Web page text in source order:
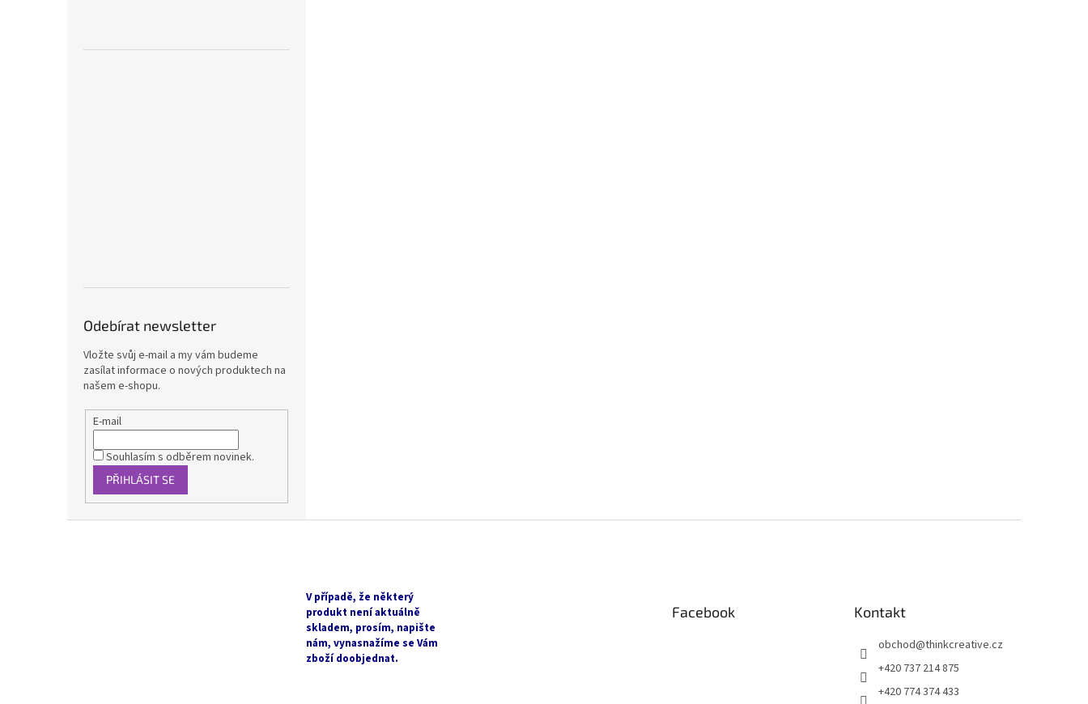
Odebírat newsletter
Vložte svůj e-mail a my vám budeme
zasílat informace o nových produktech na
našem e-shopu.
E-mail
Souhlasím s odběrem novinek.
PŘIHLÁSIT SE
V případě, že některý
produkt není aktuálně
skladem, prosím, napište
nám, vynasnažíme se Vám
zboží doobjednat.
Facebook Kontakt
obchod@thinkcreative.cz
+420 737 214 875
+420 774 374 433